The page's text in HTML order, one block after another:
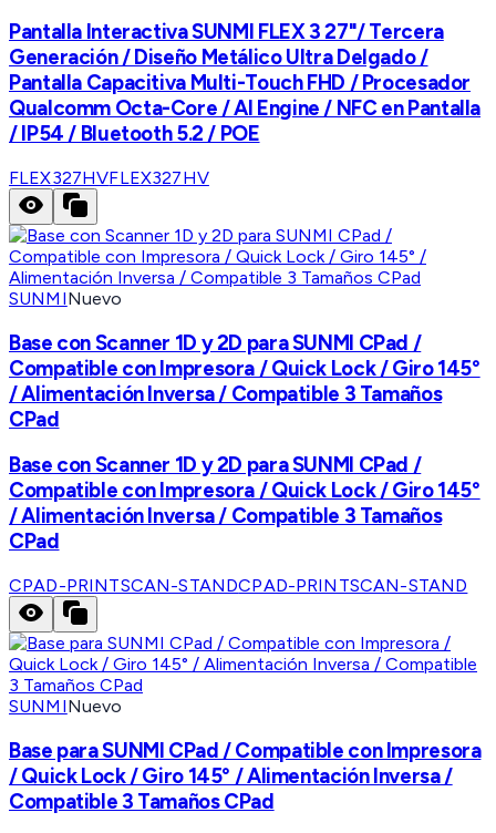
Pantalla Interactiva SUNMI FLEX 3 27"/ Tercera
Generación / Diseño Metálico Ultra Delgado /
Pantalla Capacitiva Multi-Touch FHD / Procesador
Qualcomm Octa-Core / AI Engine / NFC en Pantalla
/ IP54 / Bluetooth 5.2 / POE
FLEX327HVFLEX327HV
SUNMINuevo
Base con Scanner 1D y 2D para SUNMI CPad /
Compatible con Impresora / Quick Lock / Giro 145°
/ Alimentación Inversa / Compatible 3 Tamaños
CPad
Base con Scanner 1D y 2D para SUNMI CPad /
Compatible con Impresora / Quick Lock / Giro 145°
/ Alimentación Inversa / Compatible 3 Tamaños
CPad
CPAD-PRINTSCAN-STANDCPAD-PRINTSCAN-STAND
SUNMINuevo
Base para SUNMI CPad / Compatible con Impresora
/ Quick Lock / Giro 145° / Alimentación Inversa /
Compatible 3 Tamaños CPad